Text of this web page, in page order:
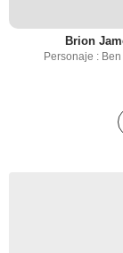
Brion
Personaje :